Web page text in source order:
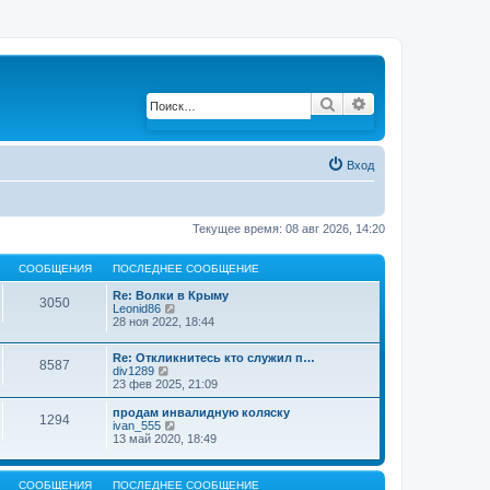
Поиск
Вход
Текущее время: 08 авг 2026, 14:20
СООБЩЕНИЯ ПОСЛЕДНЕЕ СООБЩЕНИЕ
3050
Re: Волки в Крыму
Leonid86
е
е
й
и
к
п
с
е
д
28 ноя 2022, 18:44
8587
Re: Откликнитесь кто служил п…
div1289
е
р
е
й
т
к
п
23 фев 2025, 21:09
1294
продам инвалидную коляску
ivan_555
е
е
13 май 2020, 18:49
СООБЩЕНИЯ ПОСЛЕДНЕЕ СООБЩЕНИЕ